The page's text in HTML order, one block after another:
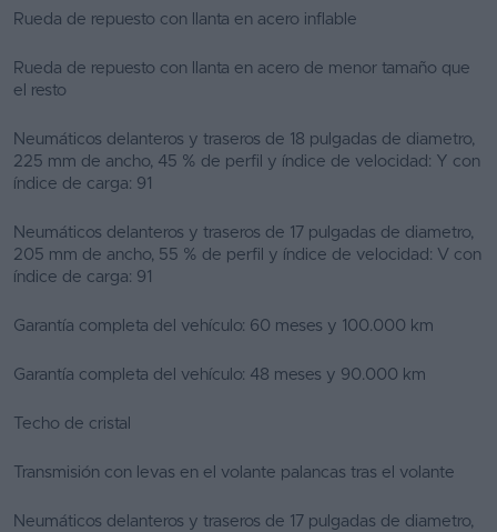
Rueda de repuesto con llanta en acero inflable
Rueda de repuesto con llanta en acero de menor tamaño que
el resto
Neumáticos delanteros y traseros de 18 pulgadas de diametro,
225 mm de ancho, 45 % de perfil y índice de velocidad: Y con
índice de carga: 91
Neumáticos delanteros y traseros de 17 pulgadas de diametro,
205 mm de ancho, 55 % de perfil y índice de velocidad: V con
índice de carga: 91
Garantía completa del vehículo: 60 meses y 100.000 km
Garantía completa del vehículo: 48 meses y 90.000 km
Techo de cristal
Transmisión con levas en el volante palancas tras el volante
Neumáticos delanteros y traseros de 17 pulgadas de diametro,